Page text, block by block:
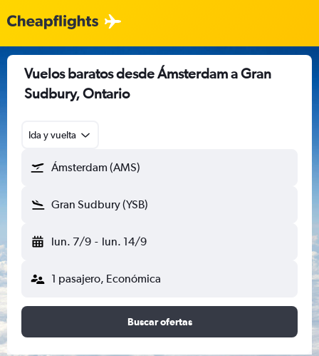
Vuelos baratos desde Ámsterdam a Gran
Sudbury, Ontario
Ida y vuelta
Ámsterdam (AMS)
Gran Sudbury (YSB)
lun. 7/9 - lun. 14/9
1 pasajero, Económica
Buscar ofertas